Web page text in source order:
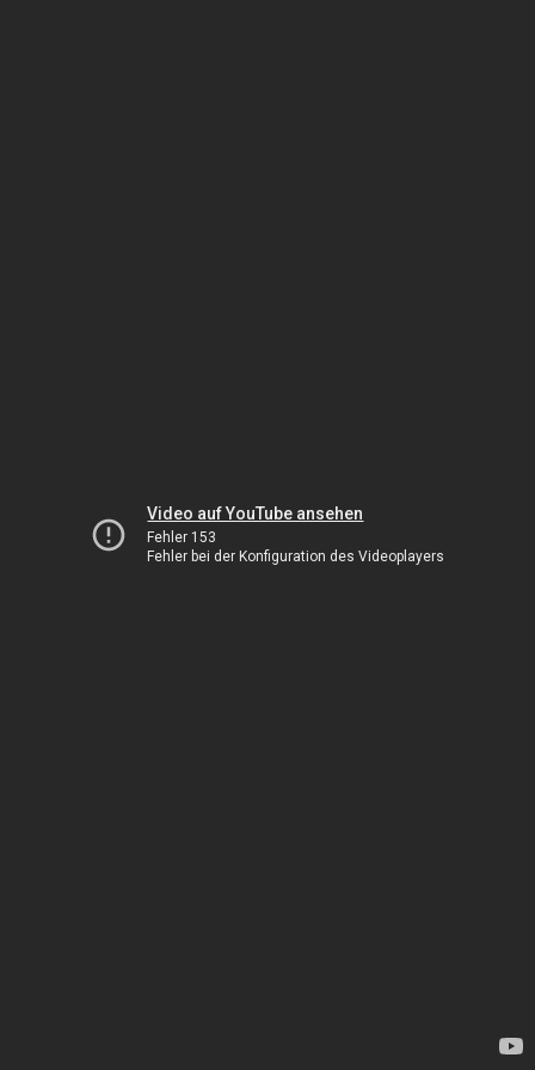
Video auf YouTube ansehen
Fehler 153
Fehler bei der Konfiguration des Videoplayers